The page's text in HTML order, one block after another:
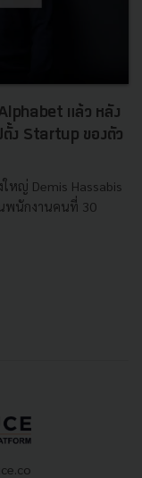
แล้ว หลัง
ตั้ง Startup ของตัว
หญ่ Demis Hassabis
นพนักงานคนที่ 30